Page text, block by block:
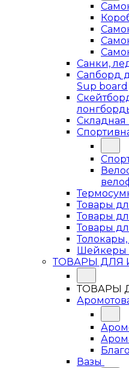
Санки,
Сапборд
Sup board
Складная
Товары
Товары
Товары
Шейкеры
ТОВАРЫ ДЛЯ
ТОВАРЫ
Вазы